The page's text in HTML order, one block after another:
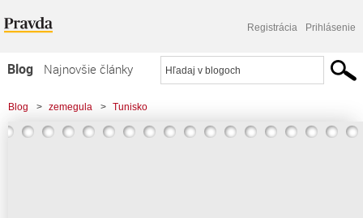
Registrácia Prihlásenie
Blog
Najnovšie články
Najčítanejšie články
Najkomentovanejšie články
Blog > zemegula > Tunisko